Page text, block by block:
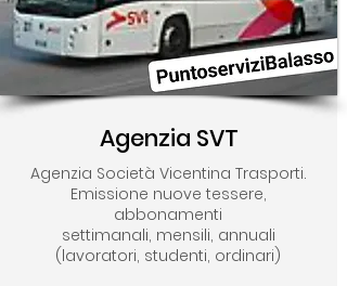
Agenzia SVT
Agenzia Società Vicentina Trasporti.
Emissione nuove tessere,
abbonamenti
settimanali, mensili, annuali
(lavoratori, studenti, ordinari)